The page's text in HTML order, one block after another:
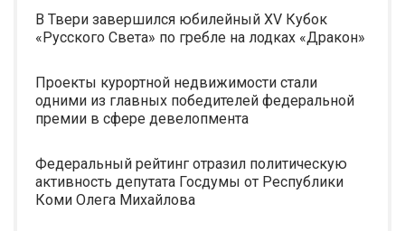
В Твери завершился юбилейный XV Кубок
«Русского Света» по гребле на лодках «Дракон»
Проекты курортной недвижимости стали
одними из главных победителей федеральной
премии в сфере девелопмента
Федеральный рейтинг отразил политическую
активность депутата Госдумы от Республики
Коми Олега Михайлова